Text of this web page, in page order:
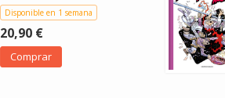
Disponible en 1 semana
20,90 €
Comprar